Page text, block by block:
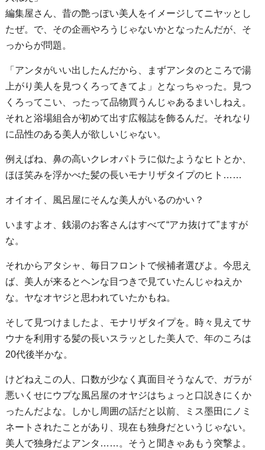
編集屋さん、昔の艶っぽい美人をイメージしてニヤッとし
たぜ。で、その企画やろうじゃないかとなったんだが、そ
っからが問題。
「アンタがいい出したんだから、まずアンタのところで湯
上がり美人を見つくろってきてよ」となっちゃった。見つ
くろってこい、ったって品物買うんじゃあるまいしねえ。
それと浴場組合が初めて出す広報誌を飾るんだ。それなり
に品性のある美人が欲しいじゃない。
例えばね、鼻の高いクレオパトラに似たようなヒトとか、
ほほ笑みを浮かべた髪の長いモナリザタイプのヒト……
オイオイ、風呂屋にそんな美人がいるのかい？
いますよオ、銭湯のお客さんはすべて“アカ抜けて”ますが
な。
それからアタシャ、毎日フロントで候補者選びよ。今思え
ば、美人が来るとヘンな目つきで見ていたんじゃねえか
な。ヤなオヤジと思われていたかもね。
そして見つけましたよ、モナリザタイプを。時々見えてサ
ウナを利用する髪の長いスラッとした美人で、年のころは
20代後半かな。
けどねえこの人、口数が少なく真面目そうなんで、ガラが
悪いくせにウプな風呂屋のオヤジはちょっと口説きにくか
ったんだよな。しかし周囲の話だと以前、ミス墨田にノミ
ネートされたことがあり、現在も独身だというじゃない。
美人で独身だよアンタ……。そうと聞きゃあもう突撃よ。